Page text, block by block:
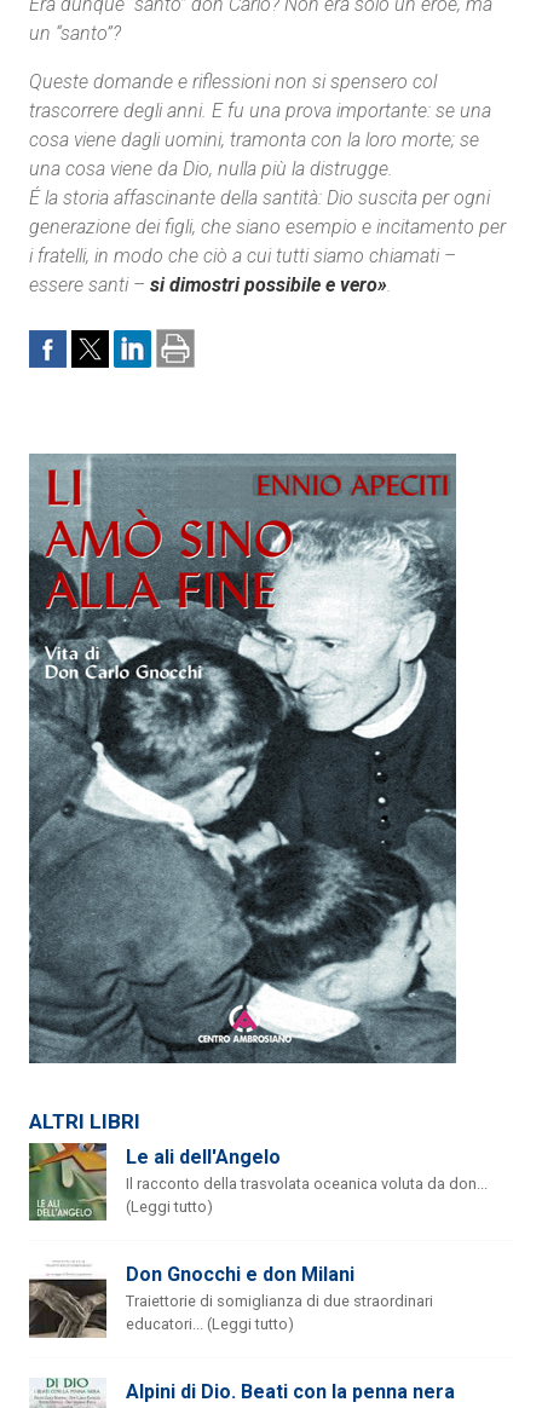
un “santo”?
Queste domande e riflessioni non si spensero col
trascorrere degli anni. E fu una prova importante: se una
cosa viene dagli uomini, tramonta con la loro morte; se
una cosa viene da Dio, nulla più la distrugge.
É la storia affascinante della santità: Dio suscita per ogni
generazione dei figli, che siano esempio e incitamento per
i fratelli, in modo che ciò a cui tutti siamo chiamati –
essere santi – si dimostri possibile e vero».
ALTRI LIBRI
Le ali dell'Angelo
Il racconto della trasvolata oceanica voluta da don...
(Leggi tutto)
Don Gnocchi e don Milani
Traiettorie di somiglianza di due straordinari
educatori... (Leggi tutto)
Alpini di Dio. Beati con la penna nera